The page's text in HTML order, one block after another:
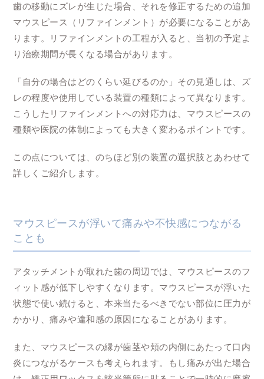
歯の移動にズレが生じた場合、それを修正するための追加
マウスピース（リファインメント）が必要になることがあ
ります。リファインメントの工程が入ると、当初の予定よ
り治療期間が長くなる場合があります。
「自分の場合はどのくらい延びるのか」その見通しは、ズ
レの程度や使用している装置の種類によって異なります。
こうしたリファインメントへの対応力は、マウスピースの
種類や医院の体制によっても大きく変わるポイントです。
この点については、のちほど別の装置の選択肢とあわせて
詳しくご紹介します。
マウスピースが浮いて痛みや不快感につながる
ことも
アタッチメントが取れた歯の周辺では、マウスピースのフ
ィット感が低下しやすくなります。マウスピースが浮いた
状態で使い続けると、本来当たるべきでない部位に圧力が
かかり、痛みや違和感の原因になることがあります。
また、マウスピースの縁が歯茎や頬の内側にあたって口内
炎につながるケースも考えられます。もし痛みが出た場合